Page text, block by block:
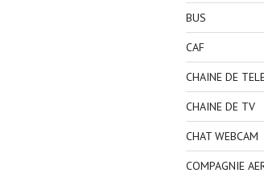
BUS
CAF
CHAINE DE
CHAINE DE TV
CHAT WEBCAM
COMPAGNIE